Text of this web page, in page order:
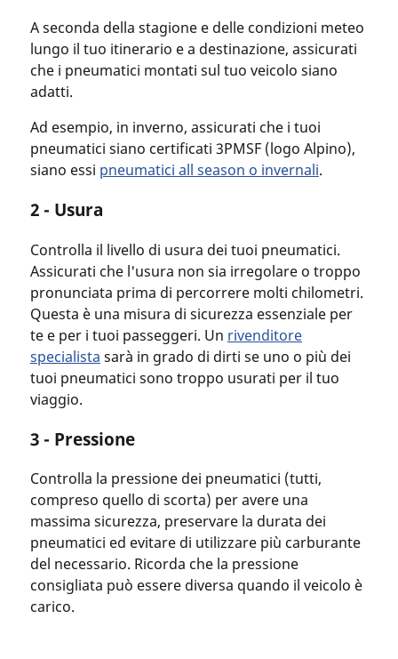
A seconda della stagione e delle condizioni meteo
lungo il tuo itinerario e a destinazione, assicurati
che i pneumatici montati sul tuo veicolo siano
adatti.
Ad esempio, in inverno, assicurati che i tuoi
pneumatici siano certificati 3PMSF (logo Alpino),
siano essi pneumatici all season o invernali.
2 - Usura
Controlla il livello di usura dei tuoi pneumatici.
Assicurati che l'usura non sia irregolare o troppo
pronunciata prima di percorrere molti chilometri.
Questa è una misura di sicurezza essenziale per
te e per i tuoi passeggeri. Un rivenditore
specialista sarà in grado di dirti se uno o più dei
tuoi pneumatici sono troppo usurati per il tuo
viaggio.
3 - Pressione
Controlla la pressione dei pneumatici (tutti,
compreso quello di scorta) per avere una
massima sicurezza, preservare la durata dei
pneumatici ed evitare di utilizzare più carburante
del necessario. Ricorda che la pressione
consigliata può essere diversa quando il veicolo è
carico.